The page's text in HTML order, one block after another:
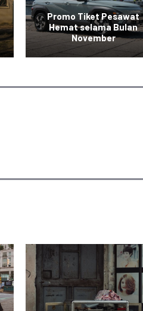
Promo Tiket Pesawat
Hemat selama Bulan
November